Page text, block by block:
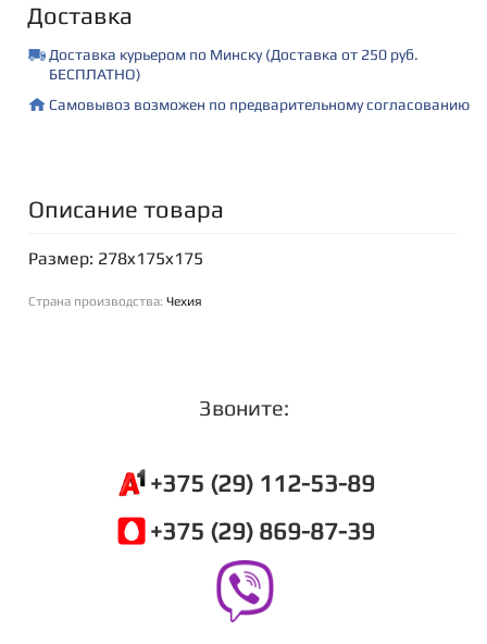
Доставка
Доставка курьером по Минску (Доставка от 250 руб.
БЕСПЛАТНО)
Самовывоз возможен по предварительному согласованию
Описание товара
Размер: 278x175x175
Страна производства:Чехия
Звоните:
+375 (29) 112-53-89
+375 (29) 869-87-39